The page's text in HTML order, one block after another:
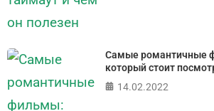
Самые романтичные
который стоит
14.02.2022